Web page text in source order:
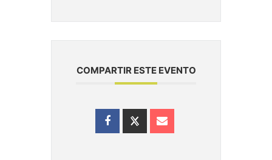
COMPARTIR ESTE EVENTO